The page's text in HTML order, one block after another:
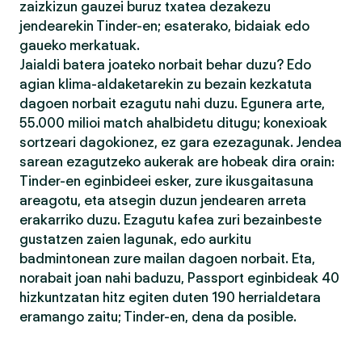
zaizkizun gauzei buruz txatea dezakezu
jendearekin Tinder-en; esaterako, bidaiak edo
gaueko merkatuak.
Jaialdi batera joateko norbait behar duzu? Edo
agian klima-aldaketarekin zu bezain kezkatuta
dagoen norbait ezagutu nahi duzu. Egunera arte,
55.000 milioi match ahalbidetu ditugu; konexioak
sortzeari dagokionez, ez gara ezezagunak. Jendea
sarean ezagutzeko aukerak are hobeak dira orain:
Tinder-en eginbideei esker, zure ikusgaitasuna
areagotu, eta atsegin duzun jendearen arreta
erakarriko duzu. Ezagutu kafea zuri bezainbeste
gustatzen zaien lagunak, edo aurkitu
badmintonean zure mailan dagoen norbait. Eta,
norabait joan nahi baduzu, Passport eginbideak 40
hizkuntzatan hitz egiten duten 190 herrialdetara
eramango zaitu; Tinder-en, dena da posible.